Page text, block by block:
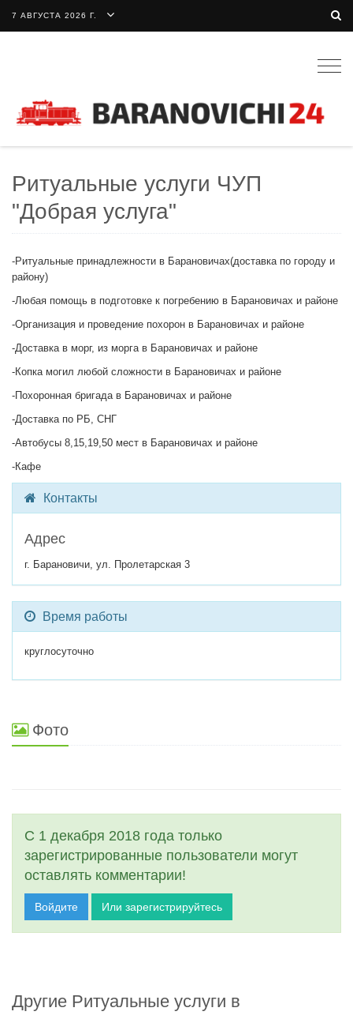
7 АВГУСТА 2026 Г.
Ритуальные услуги ЧУП
"Добрая услуга"
-Ритуальные принадлежности в Барановичах(доставка по городу и
району)
-Любая помощь в подготовке к погребению в Барановичах и районе
-Организация и проведение похорон в Барановичах и районе
-Доставка в морг, из морга в Барановичах и районе
-Копка могил любой сложности в Барановичах и районе
-Похоронная бригада в Барановичах и районе
-Доставка по РБ, СНГ
-Автобусы 8,15,19,50 мест в Барановичах и районе
-Кафе
Контакты
Адрес
г. Барановичи, ул. Пролетарская 3
Время работы
круглосуточно
Фото
С 1 декабря 2018 года только
зарегистрированные пользователи могут
оставлять комментарии!
Войдите Или зарегистрируйтесь
Другие Ритуальные услуги в